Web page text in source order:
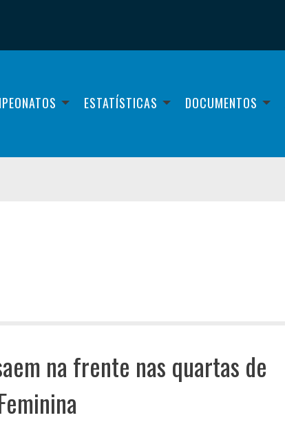
ESTATÍSTICAS DOCUMENTOS
na frente nas quartas de